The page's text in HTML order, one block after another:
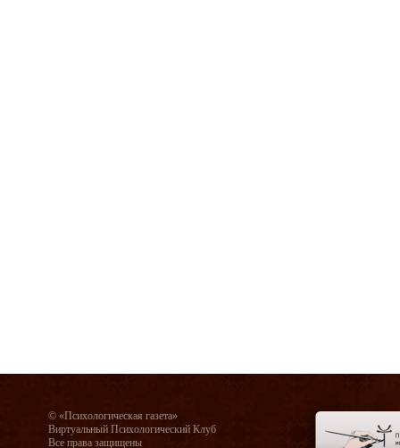
© «Психологическая газета»
Виртуальный Психологический Клуб
Все права защищены